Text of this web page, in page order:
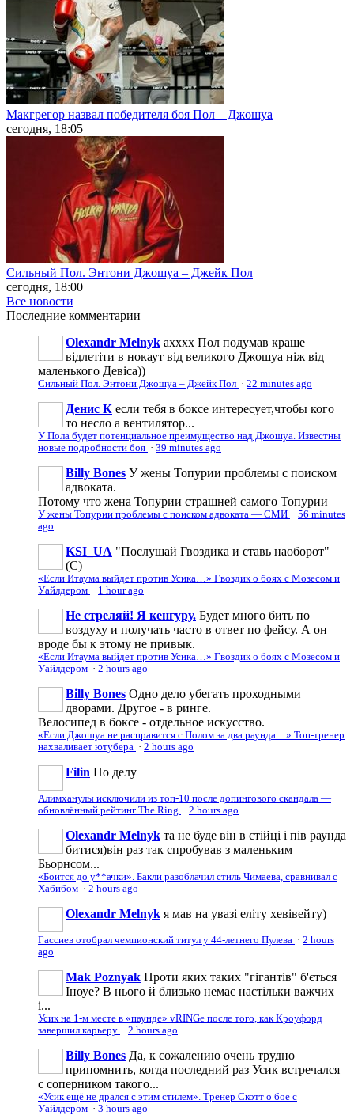
Макгрегор назвал победителя боя Пол – Джошуа
сегодня, 18:05
Сильный Пол. Энтони Джошуа – Джейк Пол
сегодня, 18:00
Все новости
Последние комментарии
Olexandr Melnyk ахххх Пол подумав краще
відлетіти в нокаут від великого Джошуа ніж від
маленького Девіса))
Сильный Пол. Энтони Джошуа – Джейк Пол · 22 minutes ago
Денис К если тебя в боксе интересует,чтобы кого
то несло а вентилятор...
У Пола будет потенциальное преимущество над Джошуа. Известны
новые подробности боя · 39 minutes ago
Billy Bones У жены Топурии проблемы с поиском
адвоката.
Потому что жена Топурии страшней самого Топурии
У жены Топурии проблемы с поиском адвоката — СМИ · 56 minutes
ago
KSI_UA "Послушай Гвоздика и ставь наоборот"
(С)
«Если Итаума выйдет против Усика…» Гвоздик о боях с Мозесом и
Уайлдером · 1 hour ago
Не стреляй! Я кенгуру. Будет много бить по
воздуху и получать часто в ответ по фейсу. А он
вроде бы к этому не привык.
«Если Итаума выйдет против Усика…» Гвоздик о боях с Мозесом и
Уайлдером · 2 hours ago
Billy Bones Одно дело убегать проходными
дворами. Другое - в ринге.
Велосипед в боксе - отдельное искусство.
«Если Джошуа не расправится с Полом за два раунда…» Топ-тренер
нахваливает ютубера · 2 hours ago
Filin По делу
Алимханулы исключили из топ-10 после допингового скандала —
обновлённый рейтинг The Ring · 2 hours ago
Olexandr Melnyk та не буде він в стійці і пів раунда
битися)він раз так спробував з маленьким
Бьорнсом...
«Боится до у**ачки». Бакли разоблачил стиль Чимаева, сравнивал с
Хабибом · 2 hours ago
Olexandr Melnyk я мав на увазі еліту хевівейту)
Гассиев отобрал чемпионский титул у 44-летнего Пулева · 2 hours
ago
Mak Poznyak Проти яких таких "гігантів" б'ється
Іноуе? В нього й близько немає настільки важчих
і...
Усик на 1-м месте в «паунде» vRINGe после того, как Кроуфорд
завершил карьеру · 2 hours ago
Billy Bones Да, к сожалению очень трудно
припомнить, когда последний раз Усик встречался
с соперником такого...
«Усик ещё не дрался с этим стилем». Тренер Скотт о бое с
Уайлдером · 3 hours ago